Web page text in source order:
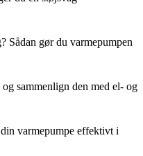
Sådan gør du varmepumpen
sammenlign den med el- og
varmepumpe effektivt i